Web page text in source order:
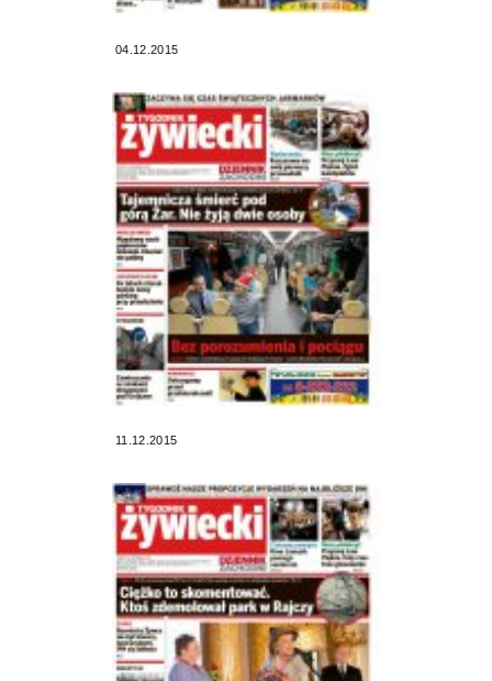
04.12.2015
11.12.2015